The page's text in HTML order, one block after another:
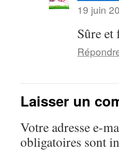
19 juin
Sûre et
Laisser un
Votre adresse e-
obligatoires sont